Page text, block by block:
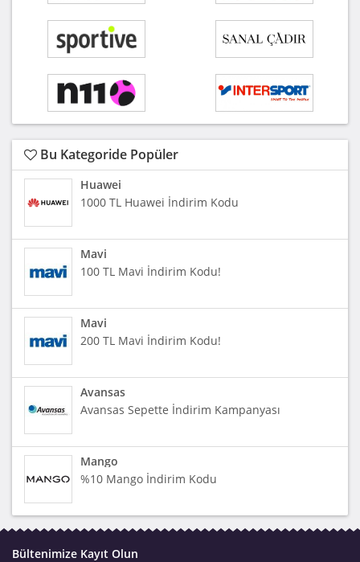
Bu Kategoride Popüler
Huawei
1000 TL Huawei İndirim Kodu
Mavi
100 TL Mavi İndirim Kodu!
Mavi
200 TL Mavi İndirim Kodu!
Avansas
Avansas Sepette İndirim Kampanyası
Mango
%10 Mango İndirim Kodu
Bültenimize Kayıt Olun